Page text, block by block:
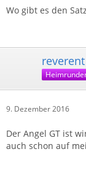
Wo gibt es den
reverent
9. Dezember 2016
Der Angel GT ist
auch schon auf